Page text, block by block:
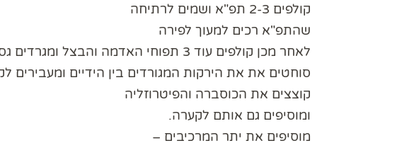
קולפים 2-3 תפ"א ושמים לרתיחה
שהתפ"א רכים למעוך לפירה
לאחר מכן קולפים עוד 3 תפוחי האדמה והבצל ומגרדים גס בפומפייה
סוחטים את את הירקות המגורדים בין הידיים ומעבירים
קוצצים את הכוסברה והפיטרוזליה
ומוסיפים גם אותם לקערה.
מוסיפים את יתר המרכיבים –